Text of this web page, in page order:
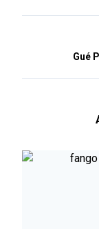
Gué